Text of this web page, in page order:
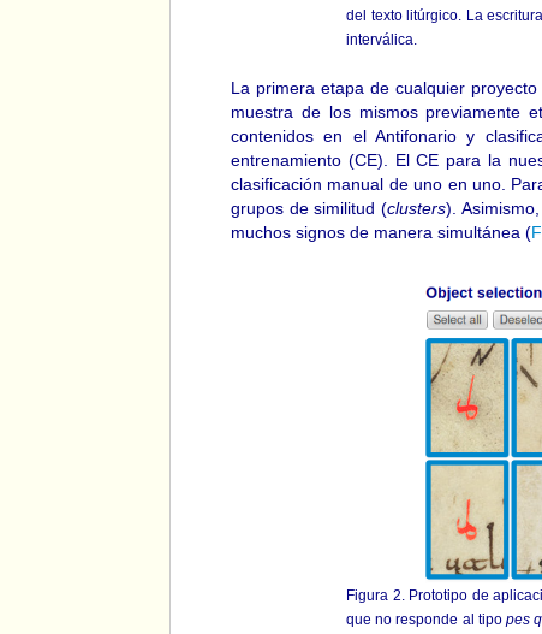
del texto litúrgico. La
interválica.
La primera etapa de cualquier
muestra de los mismos previamente
contenidos en el Antifonario y
entrenamiento (CE). El CE para la
clasificación manual de uno en uno.
grupos de similitud (clusters).
muchos signos de manera simultánea (
Figura 2. Prototipo de
que no responde al tipo pes